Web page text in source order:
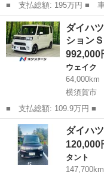
■ 支払総額: 195万円 ■ 車両本体価格： 1,830,000 円 ■ メーカー
名： ダイハツ ■ 車種名
ＤＸ 軽寝 ＫＥＩＳＨ
車 棺台付...
神奈川 平塚市 ハイ
ダイハ
ション
992,000
ウェイク
64,000km
横須賀市
■ 支払総額: 109.9万円 ■ 車両本体価格： 992,000 円 ■ メーカー
名： ダイハツ ■ 車種名
ボ レジャーエディショ
正ナビ バッ...
神奈川 横須賀市 ウ
ダイハ
120,000
タント
147,700km